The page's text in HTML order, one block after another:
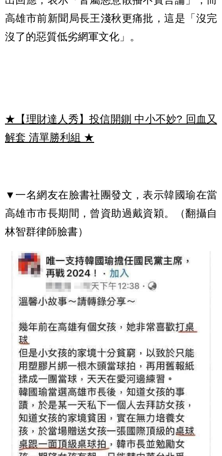
高雄市前新聞局長王淺秋更痛批，這是「沒完
沒了的惡質低劣網軍文化」。
★【理財達人秀】投信開鍘 中小不妙? 回血又
解套 清單勝利組 ★
▼一名網友在臉書社團發文，表示韓國瑜在當
高雄市市長期間，曾資助過戴資穎。（翻攝自
林智群律師臉書）